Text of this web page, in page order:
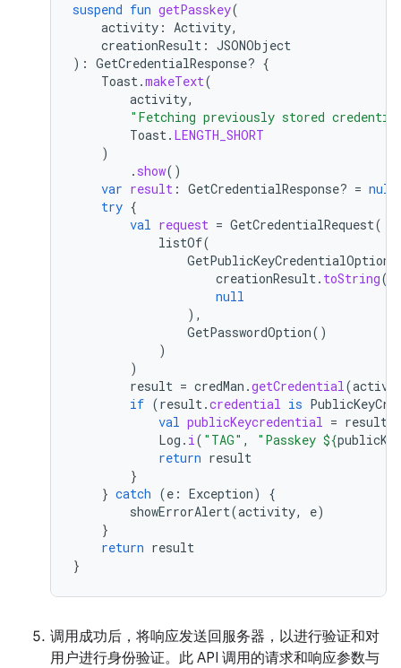
suspend fun getPasskey(
activity : Activity,
creationResult : JSONObject
): GetCredentialResponse? {
Toast.makeText(
activity,
"Fetching previously stored
Toast. LENGTH_SHORT
)
. show()
var result : GetCredentialResponse? = null
try {
val request = GetCredentialRequest(
listOf(
GetPublicKeyCredentialOption
creationResult. toString
null
),
GetPasswordOption()
)
)
result = credMan .getCredential(
if (result.credential is
val publicKeycredential = result
Log . i( "TAG" , "Passkey ${
return result
}
} catch (e : Exception)
{
showErrorAlert(activity, e)
}
return result
}
调用成功后，将响应发送回服务器，以进行验证和对
用户进行身份验证。此 API 调用的请求和响应参数与